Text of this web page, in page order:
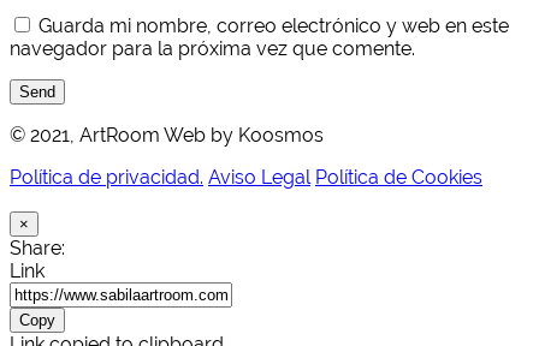
Guarda mi nombre, correo electrónico y web en este
navegador para la próxima vez que comente.
Send
© 2021, ArtRoom Web by Koosmos
Política de privacidad. Aviso Legal Política de Cookies
×
Share:
Link
Copy